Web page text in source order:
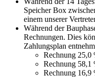
Speicher Box
einem unserer
Während der
Rechnungen. Dies
Zahlungsplan
Rechnung 25,0
Rechnung 58,1
Rechnung 16,9